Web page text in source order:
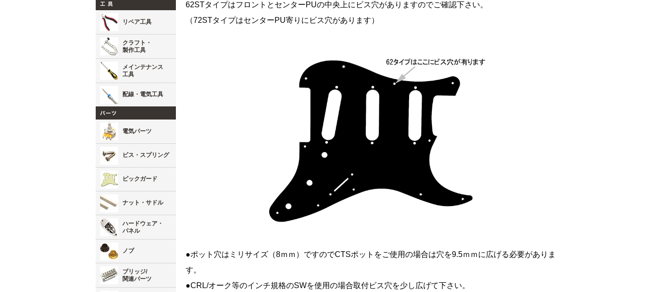
リペア工具
クラフト・
製作工具
メインテナンス
工具
配線・電気工具
電気パーツ
ビス・スプリング
ピックガード
ナット・サドル
ハードウェア・
パネル
ノブ
ブリッジ/
関連パーツ
62STタイプはフロントとセンターPUの中央上にビス穴がありますのでご確認下さい。
（72STタイプはセンターPU寄りにビス穴があります）
●ポット穴はミリサイズ（8ｍｍ）ですのでCTSポットをご使用の場合は穴を9.5ｍｍに広げる必要がありま
す。
●CRL/オーク等のインチ規格のSWを使用の場合取付ビス穴を少し広げて下さい。